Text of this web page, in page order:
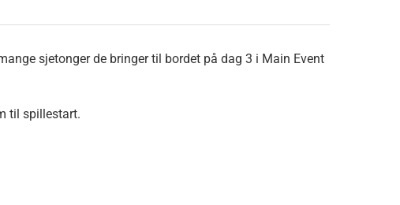
sjetonger de bringer til bordet på dag 3 i Main Event
til spillestart.